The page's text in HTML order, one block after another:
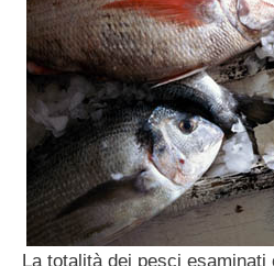
La totalità dei pesci esaminati